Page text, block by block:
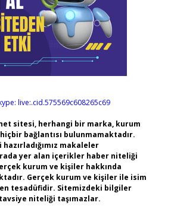
live:.cid.575569c608265c69
sitesi, herhangi bir marka, kurum
bağlantısı bulunmamaktadır.
makaleler
yer alan içerikler haber niteliği
kurum ve kişiler hakkında
Gerçek kurum ve kişiler ile isim
tesadüfidir. Sitemizdeki bilgiler
niteliği taşımazlar.